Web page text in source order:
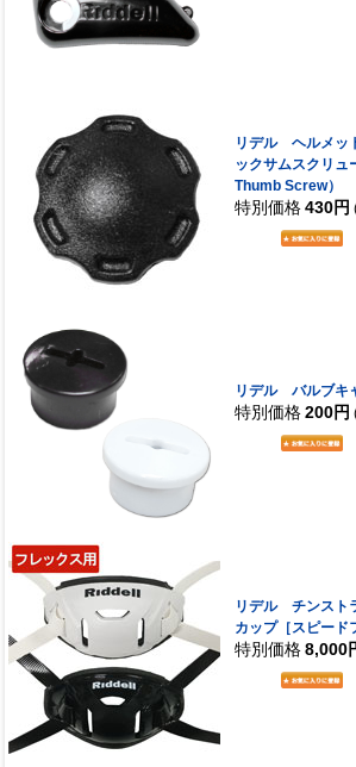
リデル ヘルメッ
ックサムスクリ
Thumb Screw）
特別価格 430円
リデル バルブキ
特別価格 200円
リデル チンスト
カップ［スピード
特別価格 8,000